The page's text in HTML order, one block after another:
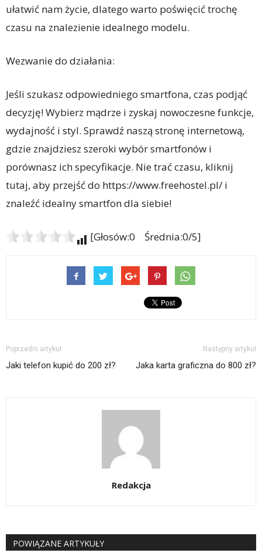
ułatwić nam życie, dlatego warto poświęcić trochę
czasu na znalezienie idealnego modelu.
Wezwanie do działania:
Jeśli szukasz odpowiedniego smartfona, czas podjąć
decyzję! Wybierz mądrze i zyskaj nowoczesne funkcje,
wydajność i styl. Sprawdź naszą stronę internetową,
gdzie znajdziesz szeroki wybór smartfonów i
porównasz ich specyfikacje. Nie trać czasu, kliknij
tutaj, aby przejść do https://www.freehostel.pl/ i
znaleźć idealny smartfon dla siebie!
[Głosów:0 Średnia:0/5]
Poprzedni artykuł
Jaki telefon kupić do 200 zł?
Następny artykuł
Jaka karta graficzna do 800 zł?
Redakcja
POWIĄZANE ARTYKUŁY